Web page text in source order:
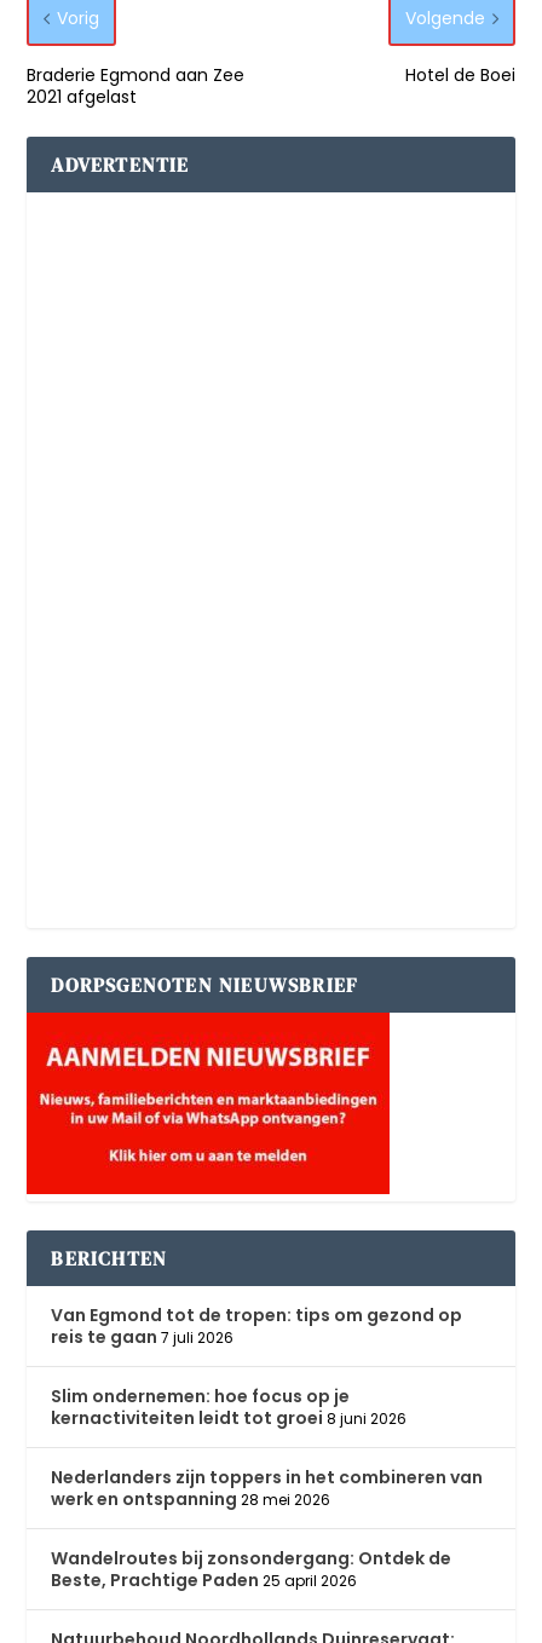
Vorig
Braderie Egmond aan Zee
2021 afgelast
Volgende
Hotel de Boei
ADVERTENTIE
DORPSGENOTEN NIEUWSBRIEF
BERICHTEN
Van Egmond tot de tropen: tips om gezond op
reis te gaan 7 juli 2026
Slim ondernemen: hoe focus op je
kernactiviteiten leidt tot groei 8 juni 2026
Nederlanders zijn toppers in het combineren van
werk en ontspanning 28 mei 2026
Wandelroutes bij zonsondergang: Ontdek de
Beste, Prachtige Paden 25 april 2026